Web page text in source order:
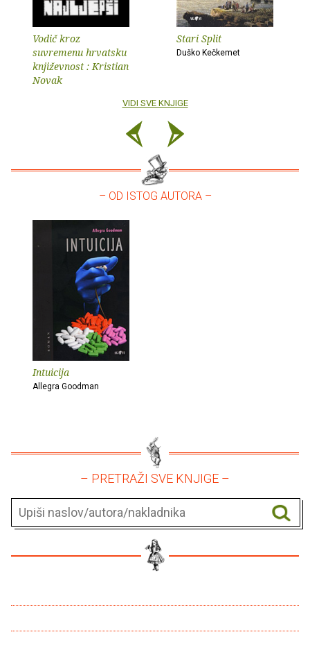
Vodič kroz
suvremenu hrvatsku
književnost : Kristian
Novak
Stari Split
Duško Kečkemet
VIDI SVE KNJIGE
– OD ISTOG AUTORA –
Intuicija
Allegra Goodman
– PRETRAŽI SVE KNJIGE –